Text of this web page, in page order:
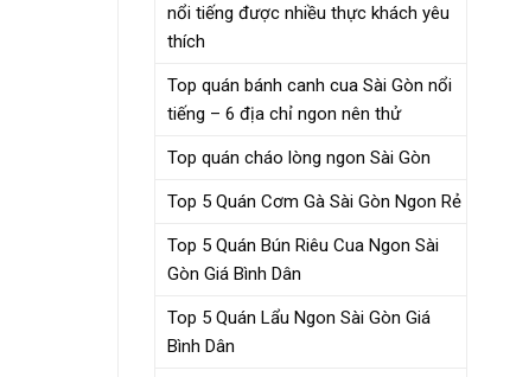
nổi tiếng được nhiều thực khách yêu
thích
Top quán bánh canh cua Sài Gòn nổi
tiếng – 6 địa chỉ ngon nên thử
Top quán cháo lòng ngon Sài Gòn
Top 5 Quán Cơm Gà Sài Gòn Ngon Rẻ
Top 5 Quán Bún Riêu Cua Ngon Sài
Gòn Giá Bình Dân
Top 5 Quán Lẩu Ngon Sài Gòn Giá
Bình Dân